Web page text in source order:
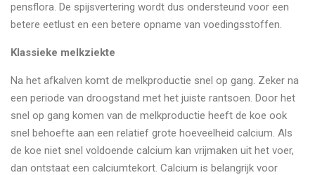
pensflora. De spijsvertering wordt dus ondersteund voor een
betere eetlust en een betere opname van voedingsstoffen.
Klassieke melkziekte
Na het afkalven komt de melkproductie snel op gang. Zeker na
een periode van droogstand met het juiste rantsoen. Door het
snel op gang komen van de melkproductie heeft de koe ook
snel behoefte aan een relatief grote hoeveelheid calcium. Als
de koe niet snel voldoende calcium kan vrijmaken uit het voer,
dan ontstaat een calciumtekort. Calcium is belangrijk voor